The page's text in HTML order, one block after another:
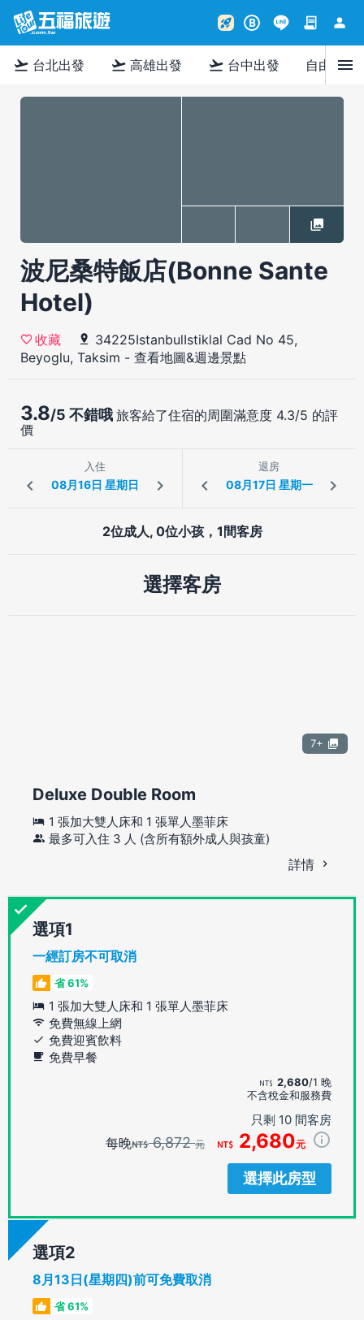
rocket_launch B contract person
flight_takeoff 台北出發 flight_takeoff 高雄出發 flight_takeoff 台中出發 自由行menu
波尼桑特飯店(Bonne Sante
Hotel)
收藏
34225IstanbulIstiklal Cad No 45,
Beyoglu, Taksim - 查看地圖&週邊景點
3.8/5 不錯哦 旅客給了住宿的周圍滿意度 4.3/5 的評
價
入住 退房
2位成人, 0位小孩，1間客房
選擇客房
7+
Deluxe Double Room
1 張加大雙人床和 1 張單人墨菲床
最多可入住 3 人 (含所有額外成人與孩童)
詳情
選項
一經訂房不可取消
省 61%
1 張加大雙人床和 1 張單人墨菲床
免費無線上網
免費迎賓飲料
免費早餐
2,680/1 晚
不含稅金和服務費
只剩 10 間客房
每晚 6,872元 2,680元
選擇此房型
選項
8月13日(星期四)前可免費取消
省 61%